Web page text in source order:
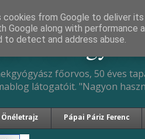
Ph.D.
főorvos, 50 éves
látogatóit. "Nagyon
Önéletrajz Pápai Páriz Ferenc
cookies from Google to deliver
Google along with
to detect and address abuse.